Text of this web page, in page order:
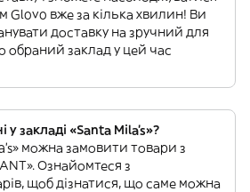
вже за кілька хвилин! Ви
доставку на зручний для
обраний заклад у цей час
у закладі «Santa Mila's»?
можна замовити товари з
Ознайомтеся з
щоб дізнатися, що саме можна